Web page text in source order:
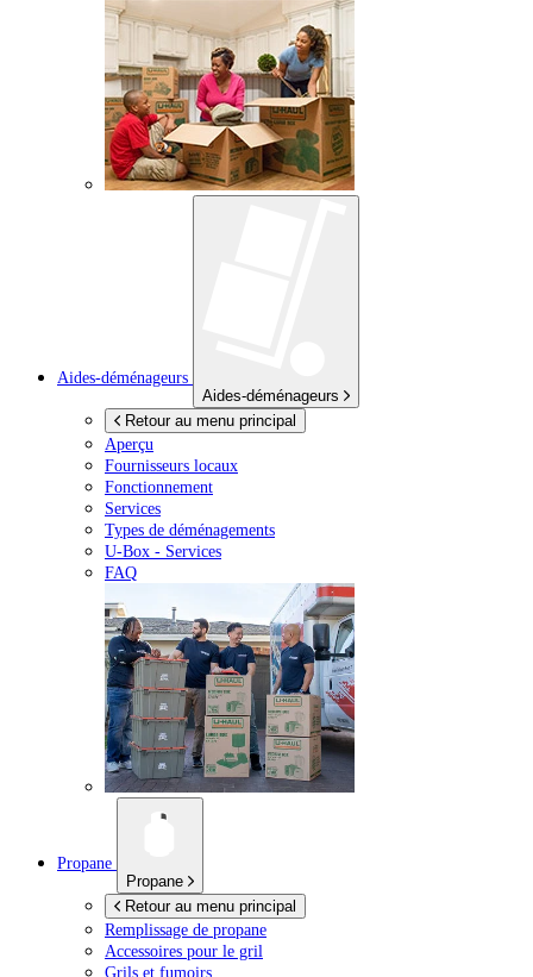
Aides-déménageurs
Aides-déménageurs
Retour au menu principal
Aperçu
Fournisseurs locaux
Fonctionnement
Services
Types de déménagements
U-Box - Services
FAQ
Propane
Propane
Retour au menu principal
Remplissage de propane
Accessoires pour le gril
Grils et fumoirs